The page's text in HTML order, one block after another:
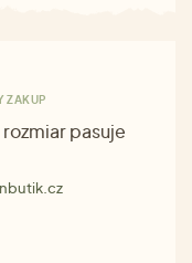
ZAKUP
pasuje